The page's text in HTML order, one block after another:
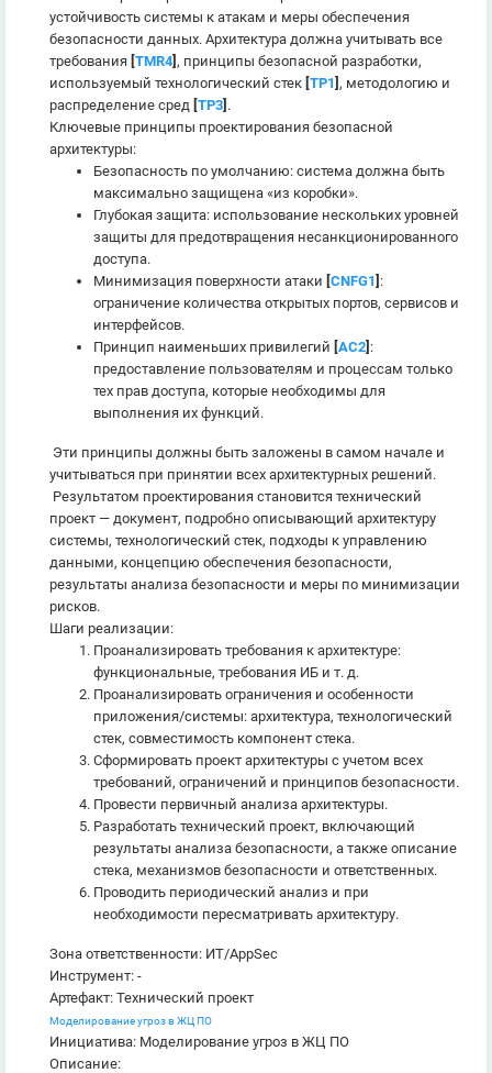
устойчивость системы к атакам и меры обеспечения
безопасности данных. Архитектура должна учитывать все
требования [TMR4] , принципы безопасной разработки,
используемый технологический стек [TP1] , методологию и
распределение сред [TP3] .
Ключевые принципы проектирования безопасной
архитектуры:
Безопасность по умолчанию: система должна быть
максимально защищена «из коробки».
Глубокая защита: использование нескольких уровней
защиты для предотвращения несанкционированного
доступа.
Минимизация поверхности атаки [CNFG1] :
ограничение количества открытых портов, сервисов и
интерфейсов.
Принцип наименьших привилегий [AC2] :
предоставление пользователям и процессам только
тех прав доступа, которые необходимы для
выполнения их функций.
Эти принципы должны быть заложены в самом начале и
учитываться при принятии всех архитектурных решений.
Результатом проектирования становится технический
проект — документ, подробно описывающий архитектуру
системы, технологический стек, подходы к управлению
данными, концепцию обеспечения безопасности,
результаты анализа безопасности и меры по минимизации
рисков.
Шаги реализации:
Проанализировать требования к архитектуре:
функциональные, требования ИБ и т. д.
Проанализировать ограничения и особенности
приложения/системы: архитектура, технологический
стек, совместимость компонент стека.
Сформировать проект архитектуры с учетом всех
требований, ограничений и принципов безопасности.
Провести первичный анализа архитектуры.
Разработать технический проект, включающий
результаты анализа безопасности, а также описание
стека, механизмов безопасности и ответственных.
Проводить периодический анализ и при
необходимости пересматривать архитектуру.
Зона ответственности: ИТ/AppSec
Инструмент: -
Артефакт: Технический проект
Моделирование угроз в ЖЦ ПО
Инициатива: Моделирование угроз в ЖЦ ПО
Описание: